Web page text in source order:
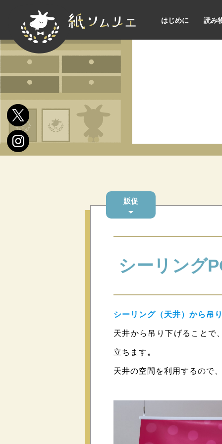
はじめに 読み
販促
シーリング
シーリング（天井）から吊
天井から吊り下げることで
立ちます。
天井の空間を利用するので